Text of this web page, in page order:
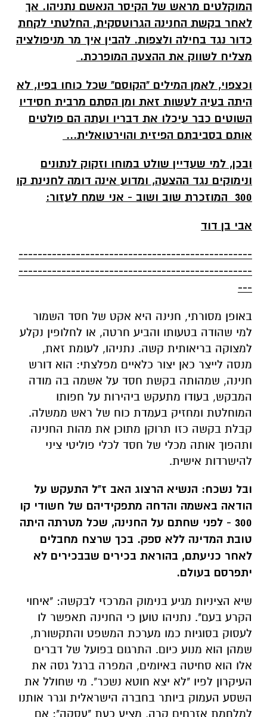
המוקלטים מראש של הקיסר הנאשם נתניהו. אך
לאחר בקשת החנינה הגרוטסקית, החלטתי לקחת
כדור נגד בחילה ולצפות. להבין איך מר מניפולציה
מצליח לשווק את ההצעה המופרכת.
וכצפוי, לאמן המילים "הקוסם" שכל כוחו בפיו, לא
היתה בעיה לעשות זאת ומן הסתם מרבית חסידיו
השוטים כבר עיכלו את דבריו ועתה הם פולטים
אותם בסביבתם הפיזית והוירטואלית...
ובכן, למי שעדיין שולט במוחו וזקוק לנתונים
ונימוקים נגד ההצעה, ומדוע אינה דומה לחנינת קו
300 המוזכרת שוב ושוב - אני שמח לעזור:
אבי בן דוד
-------------------------------------------------
-------------------------------------------------
---
באופן מסורתי, חנינה היא אקט של חסד השמור
למי שהודה בטעותו והביע חרטה, או לחלופין נקלע
למצוקה בריאותית קשה. נתניהו, לעומת זאת,
מנסה לייצר כאן יצור כלאיים מפלצתי: הוא דורש
חנינה, שמהותה בקשת חסד על אשמה בה מודה
המבקש, בעודו מתעקש ביהירות על חפותו
המוחלטת ומחזיק בעמדת כוח של ראש ממשלה.
קבלת בקשה כזו תרוקן מתוכן את מהות החנינה
ותהפוך אותה מכלי של חסד לכלי פוליטי ציני
להישרדות אישית.
ובל נשכח: הנשיא הרצוג האב ז"ל התעקש על
הודאה באשמה והדחה מתפקידיהם של חשודי קו
300 - לפני שחתם על החנינה, שכל מטרתה היתה
טובת המדינה ללא ספק. בכך שרצח מחבלים
לאחר כניעתם, בהוראת בכירים שבבכירים לא
יתפרסם בעולם.
שיא הציניות מגיע בנימוק המרכזי לבקשה: "איחוי
הקרע בעם". נתניהו טוען כי החנינה תאפשר לו
לעסוק בסוגיות כמו מערכת המשפט והתקשורת,
שמהן הוא מנוע כיום. התרגום בפועל של דברים
אלו הוא סחיטה באיומים, המפרה ברגל גסה את
העיקרון לפיו "לא יצא חוטא נשכר". מי שחולל את
השסע העמוק ביותר בחברה הישראלית וגרר אותנו
למלחמת אזרחים קרה, מציע כעת "עסקה": אם